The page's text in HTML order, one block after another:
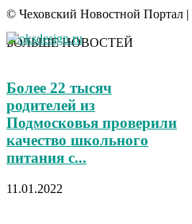
© Чеховский Новостной Портал |
БОЛЬШЕ НОВОСТЕЙ
Более 22 тысяч
родителей из
Подмосковья проверили
качество школьного
питания с...
11.01.2022